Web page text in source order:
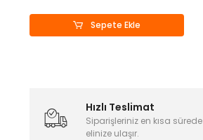
Sepete Ekle
Hızlı Teslimat
Siparişleriniz en kısa sürede
elinize ulaşır.